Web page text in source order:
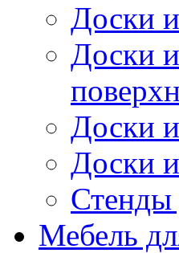
Доски
Доски
Доски
Доски
Стенды
Мебель